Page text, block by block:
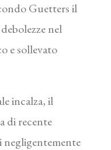
Guetters il
nel
e sollevato
incalza, il
di recente
negligentemente